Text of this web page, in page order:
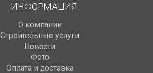
ИНФОРМАЦИЯ
О компании
Строительные услуги
Новости
Фото
Оплата и доставка